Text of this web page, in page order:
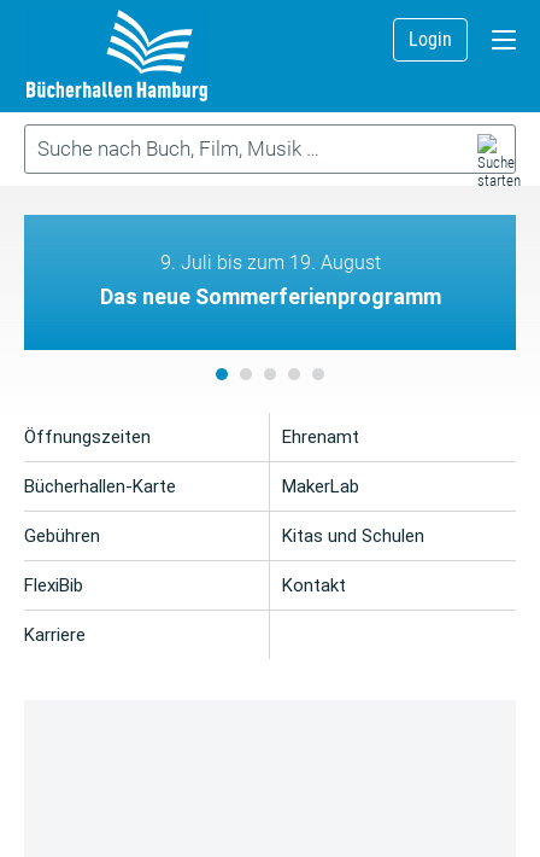
Login
9. Juli bis zum 19. August
Das neue Sommerferienprogramm
Öffnungszeiten
Bücherhallen-Karte
Gebühren
FlexiBib
Karriere
Ehrenamt
MakerLab
Kitas und Schulen
Kontakt